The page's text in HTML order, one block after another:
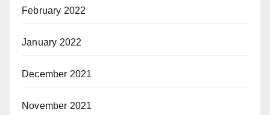
February 2022
January 2022
December 2021
November 2021